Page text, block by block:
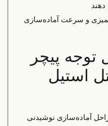
و سرعت آماده‌سازی
توجه پیچر
استیل
آماده‌سازی نوشیدنی